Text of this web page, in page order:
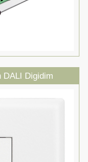
DALI Digidim